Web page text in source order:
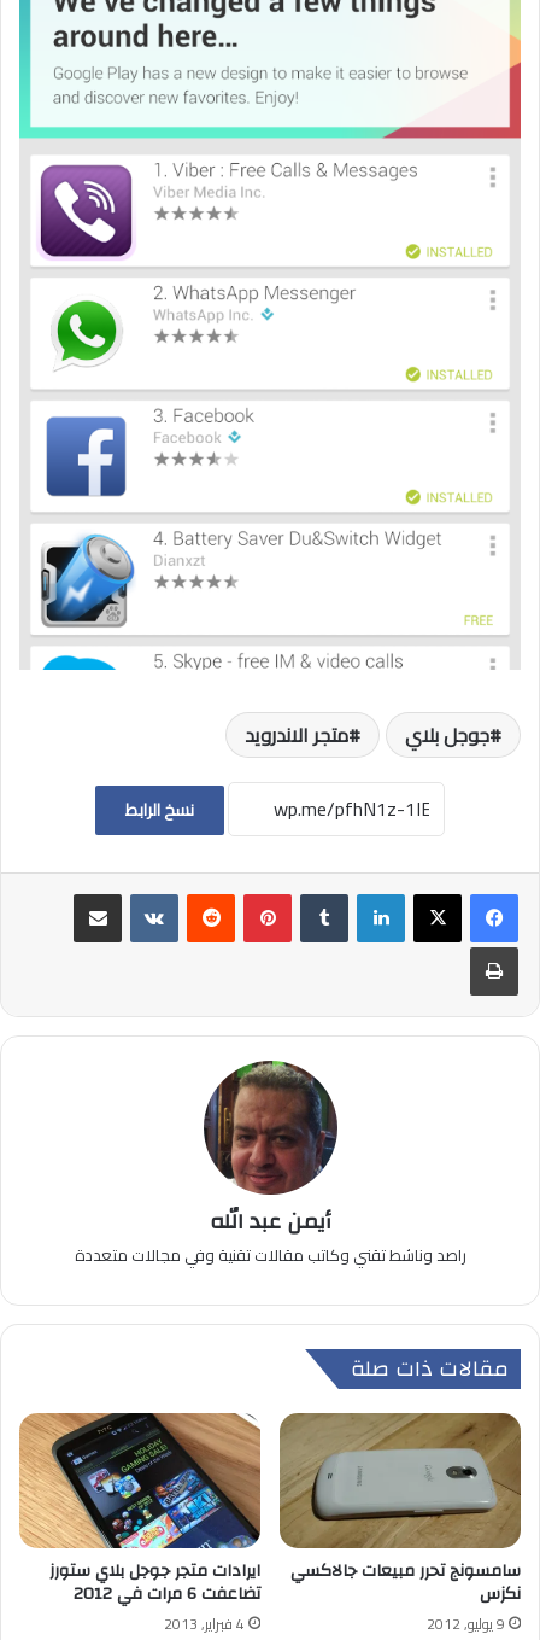
جوجل بلاي متجر الاندرويد
نسخ الرابط
لينكدإن بينتيريست
مشاركة عبر البريد
طباعة
أيمن عبد الله
راصد وناشط تقني وكاتب مقالات تقنية وفي مجالات متعددة
مقالات ذات صلة
سامسونج تحرر مبيعات جالاكسي
نكزس
9 يوليو, 2012
ايرادات متجر جوجل بلاي ستورز
تضاعفت 6 مرات في 2012
4 فبراير, 2013